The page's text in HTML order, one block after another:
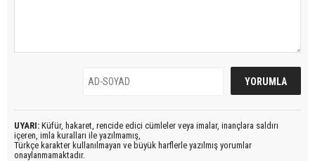
UYARI: Küfür, hakaret, rencide edici cümleler veya imalar, inançlara saldırı
içeren, imla kuralları ile yazılmamış,
Türkçe karakter kullanılmayan ve büyük harflerle yazılmış yorumlar
onaylanmamaktadır.